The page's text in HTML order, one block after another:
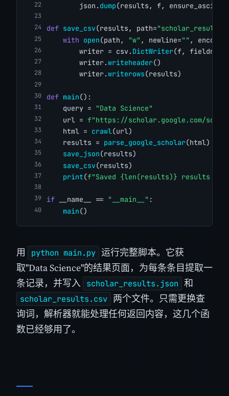
        json.
dump(results, f, ensure_ascii=
def save_csv(results, path=
with open(path, "w" , newline="" ,
        writer = csv.
DictWriter(f,
        writer.
writeheader()
        writer.
writerows(results)
def main():
    query =
"Data Science"
    url =
f"https://scholar.google.com/
    html =
crawl(url)
    results =
parse_google_scholar(html)
save_json(results)
save_csv(results)
print(f"Saved {len(results)} results to
if __name__ == "__main__" :
main()
用 python main.py 运行完整脚本。它获
取"Data Science"的结果页面，为每条条目提取一
条记录，并写入 scholar_results.json 和
scholar_results.csv 两个文件。只需更换查
询词，解析器就能处理任何返回内容，这几个函
数已经够用了。